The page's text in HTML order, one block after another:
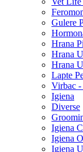
Gulere
Hrana
Hrana
Hrana
Lapte
Virbac
Igiena
Diverse
Igiena
Igiena
Igiena